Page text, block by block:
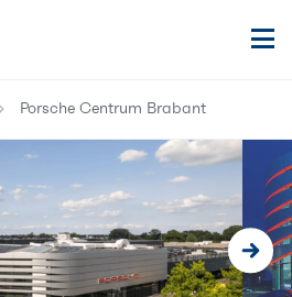
Porsche Centrum Brabant